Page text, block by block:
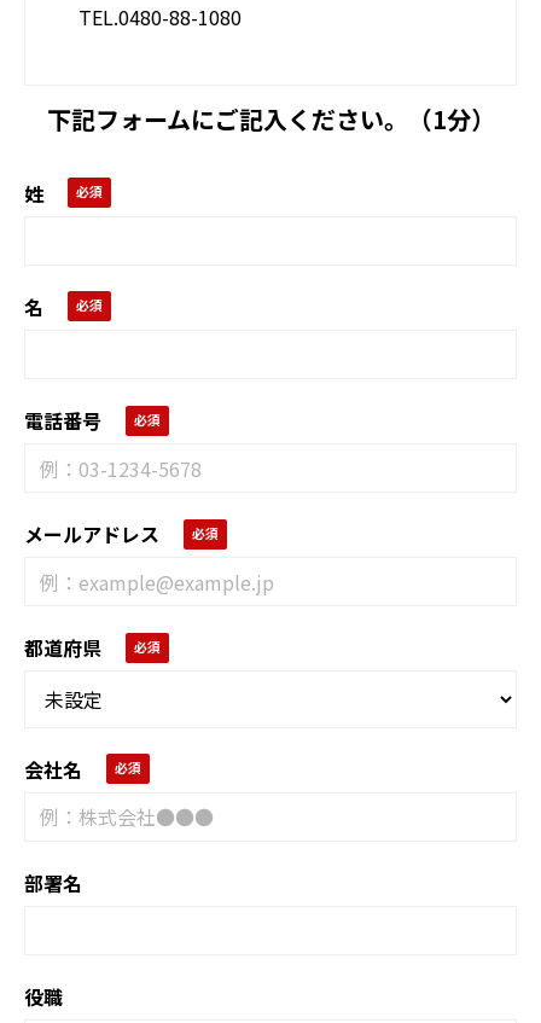
TEL.0480-88-1080
下記フォームにご記入ください。（1分）
姓
名
電話番号
メールアドレス
都道府県
会社名
部署名
役職